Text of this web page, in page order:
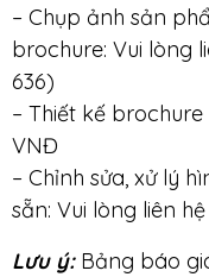
– Chụp ảnh sản
brochure: Vui lòng
636)
– Thiết kế
VNĐ
– Chỉnh sửa, xử lý
sẵn: Vui lòng liên
Lưu ý:Bảng báo